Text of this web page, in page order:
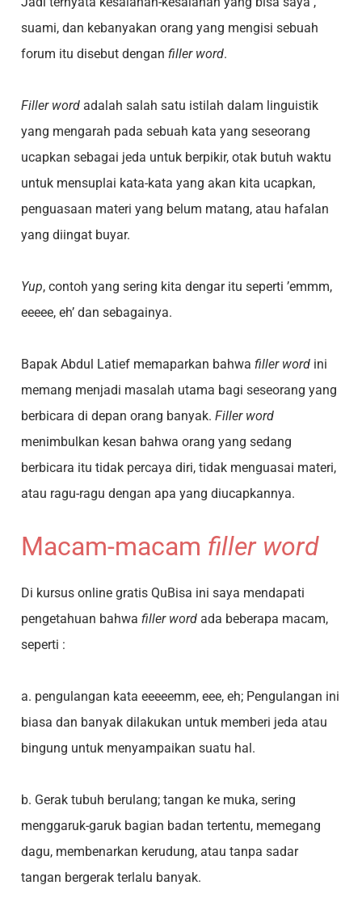
suami, dan kebanyakan orang yang mengisi sebuah
forum itu disebut denganfiller word.
Filler word adalah salah satu istilah dalam linguistik
yang mengarah pada sebuah kata yang seseorang
ucapkan sebagai jeda untuk berpikir, otak butuh waktu
untuk mensuplai kata-kata yang akan kita ucapkan,
penguasaan materi yang belum matang, atau hafalan
yang diingat buyar.
Yup, contoh yang sering kita dengar itu seperti ’emmm,
eeeee, eh’ dan sebagainya.
Bapak Abdul Latief memaparkan bahwa filler word ini
memang menjadi masalah utama bagi seseorang yang
berbicara di depan orang banyak.Filler word
menimbulkan kesan bahwa orang yang sedang
berbicara itu tidak percaya diri, tidak menguasai materi,
atau ragu-ragu dengan apa yang diucapkannya.
Macam-macam filler word
Di kursus online gratis QuBisa ini saya mendapati
pengetahuan bahwa filler word ada beberapa macam,
seperti :
a. pengulangan kata eeeeemm, eee, eh; Pengulangan ini
biasa dan banyak dilakukan untuk memberi jeda atau
bingung untuk menyampaikan suatu hal.
b. Gerak tubuh berulang; tangan ke muka, sering
menggaruk-garuk bagian badan tertentu, memegang
dagu, membenarkan kerudung, atau tanpa sadar
tangan bergerak terlalu banyak.